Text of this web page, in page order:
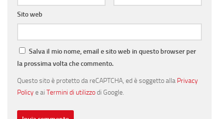
Sito web
Salva il mio nome, email e sito web in questo browser per
la prossima volta che commento.
Questo sito è protetto da reCAPTCHA, ed è soggetto alla Privacy
Policye ai Termini di utilizzodi Google.